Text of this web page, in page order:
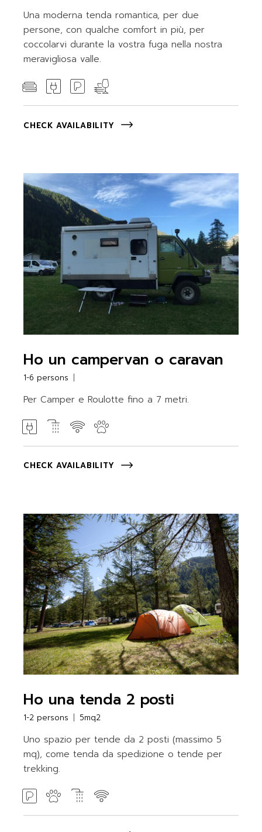
Una moderna tenda romantica, per due
persone, con qualche comfort in più, per
coccolarvi durante la vostra fuga nella nostra
meravigliosa valle.
CHECK AVAILABILITY
Ho un campervan o caravan
1-6 persons
Per Camper e Roulotte fino a 7 metri.
CHECK AVAILABILITY
Ho una tenda 2 posti
1-2 persons 5mq2
Uno spazio per tende da 2 posti (massimo 5
mq), come tenda da spedizione o tende per
trekking.